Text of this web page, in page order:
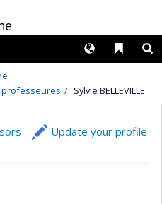
Liens
Langues
Sylvie BELLEVILLE
Update your profile